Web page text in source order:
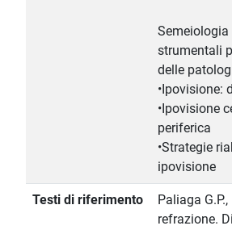
Semeiologia
strumentali
delle
•Ipovisione:
•Ipovisione
periferica
•Strategie
ipovisione
Testi di riferimento
Paliaga
refrazione.